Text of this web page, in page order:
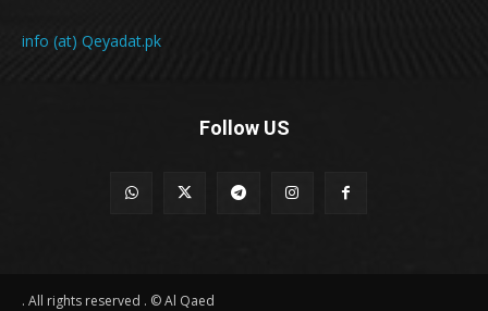
info (at) Qeyadat.pk
Follow US
All rights reserved . © Al Qaed .